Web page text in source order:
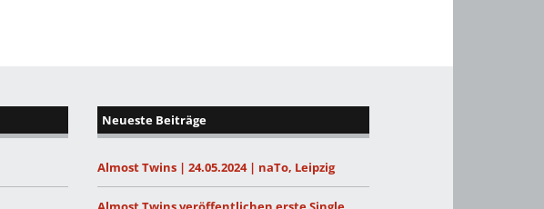
Neueste Beiträge
Almost Twins | 24.05.2024 | naTo, Leipzig